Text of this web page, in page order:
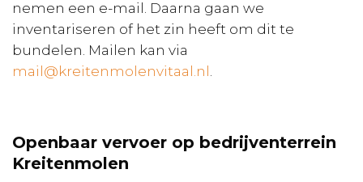
nemen een e-mail. Daarna gaan we
inventariseren of het zin heeft om dit te
bundelen. Mailen kan via
mail@kreitenmolenvitaal.nl
Openbaar vervoer op bedrijventerrein
Kreitenmolen